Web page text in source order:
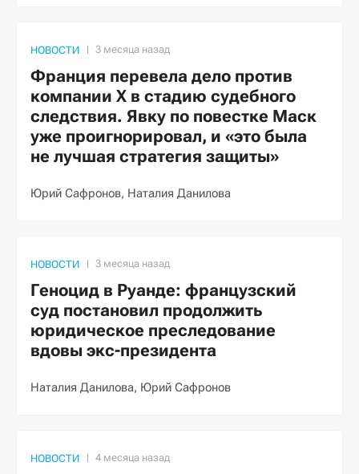
НОВОСТИ
Франция перевела дело против
компании X в стадию судебного
следствия. Явку по повестке Маск
уже проигнорировал, и «это была
не лучшая стратегия защиты»
Юрий Сафронов, Наталия Данилова
НОВОСТИ
Геноцид в Руанде: французский
суд постановил продолжить
юридическое преследование
вдовы экс-президента
Наталия Данилова, Юрий Сафронов
НОВОСТИ